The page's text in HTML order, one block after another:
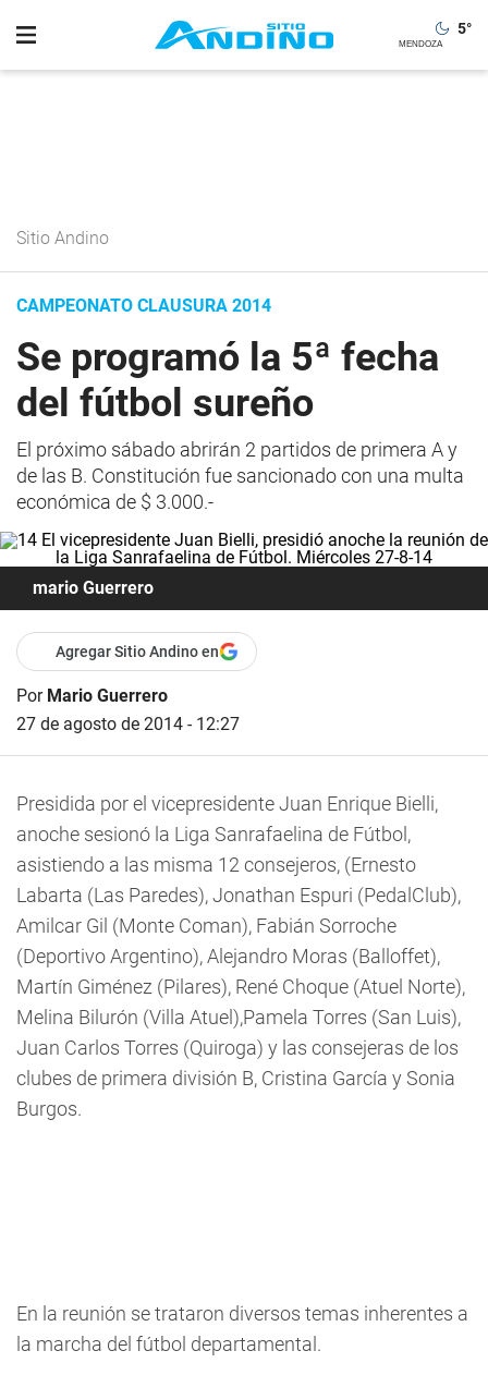
5°
Sitio Andino
CAMPEONATO CLAUSURA 2014
Se programó la 5ª fecha
del fútbol sureño
El próximo sábado abrirán 2 partidos de primera A y
de las B. Constitución fue sancionado con una multa
económica de $ 3.000.-
mario Guerrero
Agregar Sitio Andino en
Por Mario Guerrero
27 de agosto de 2014 - 12:27
Presidida por el vicepresidente Juan Enrique Bielli,
anoche sesionó la Liga Sanrafaelina de Fútbol,
asistiendo a las misma 12 consejeros, (Ernesto
Labarta (Las Paredes), Jonathan Espuri (PedalClub),
Amilcar Gil (Monte Coman), Fabián Sorroche
(Deportivo Argentino), Alejandro Moras (Balloffet),
Martín Giménez (Pilares), René Choque (Atuel Norte),
Melina Bilurón (Villa Atuel),Pamela Torres (San Luis),
Juan Carlos Torres (Quiroga) y las consejeras de los
clubes de primera división B, Cristina García y Sonia
Burgos.
En la reunión se trataron diversos temas inherentes a
la marcha del fútbol departamental.